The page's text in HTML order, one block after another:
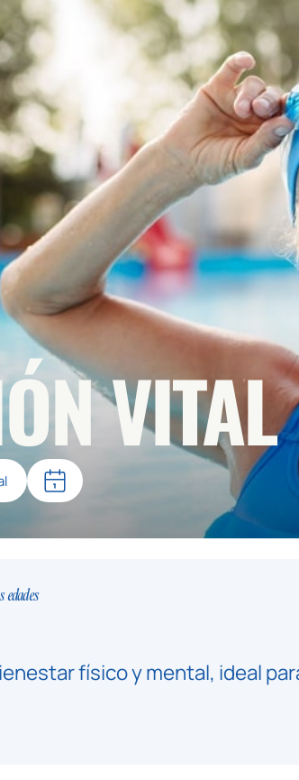
VITAL
edades
físico y mental, ideal